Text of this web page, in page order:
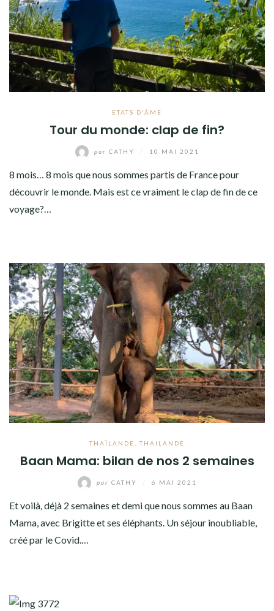
ETATS D'ÂME
Tour du monde: clap de fin?
par CATHY 10 MAI 2021
8 mois… 8 mois que nous sommes partis de France pour
découvrir le monde. Mais est ce vraiment le clap de fin de ce
voyage?…
THAÏLANDE ,THAILANDE
Baan Mama: bilan de nos 2 semaines
par CATHY 6 MAI 2021
Et voilà, déjà 2 semaines et demi que nous sommes au Baan
Mama, avec Brigitte et ses éléphants. Un séjour inoubliable,
créé par le Covid.…